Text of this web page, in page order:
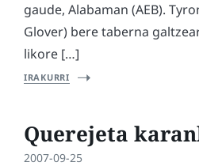
gaude, Alabaman (AEB).
Glover) bere taberna
likore […]
IRAKURRI
Querejeta
2007-09-25